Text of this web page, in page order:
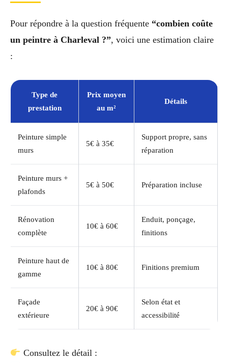
Pour répondre à la question fréquente “combien coûte
un peintre à Charleval ?”, voici une estimation claire
:
Type de
prestation
Prix moyen
au m²
Détails
Peinture simple
murs
5€ à 35€
Support propre, sans
réparation
Peinture murs +
plafonds
5€ à 50€ Préparation incluse
Rénovation
complète
10€ à 60€
Enduit, ponçage,
finitions
Peinture haut de
gamme
10€ à 80€ Finitions premium
Façade
extérieure
20€ à 90€
Selon état et
accessibilité
Consultez le détail :